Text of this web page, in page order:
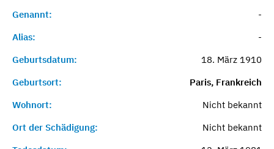
Genannt:
-
Alias:
-
Geburtsdatum:
18. März 1910
Geburtsort:
Paris, Frankreich
Wohnort:
Nicht bekannt
Ort der Schädigung:
Nicht bekannt